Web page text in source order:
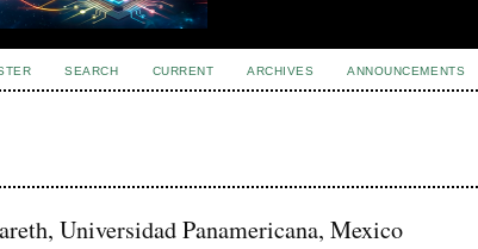
SEARCH CURRENT ARCHIVES ANNOUNCEMENTS
Universidad Panamericana, Mexico